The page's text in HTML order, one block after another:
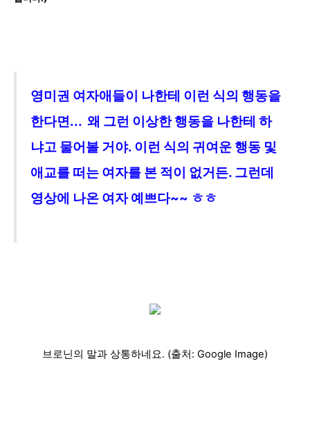
영미권 여자애들이 나한테 이런 식의 행동을
한다면... 왜 그런 이상한 행동을 나한테 하
냐고 물어볼 거야. 이런 식의 귀여운 행동 및
애교를 떠는 여자를 본 적이 없거든. 그런데
영상에 나온 여자 예쁘다~~ ㅎㅎ
브로닌의 말과 상통하네요. (출처: Google Image)